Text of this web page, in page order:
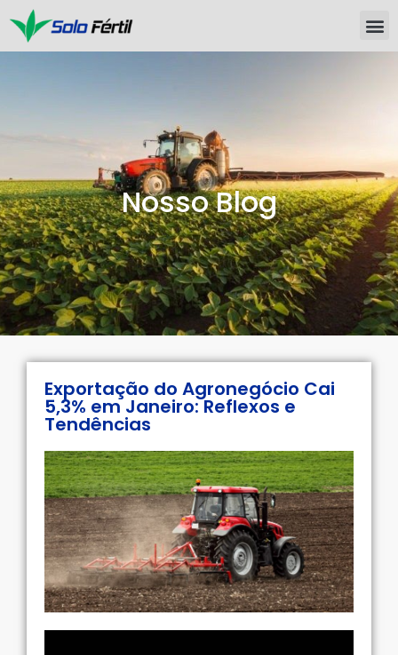
Nosso Blog
Exportação do Agronegócio Cai
5,3% em Janeiro: Reflexos e
Tendências